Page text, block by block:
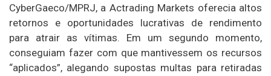
CyberGaeco/MPRJ, a Actrading Markets oferecia altos
retornos e oportunidades lucrativas de rendimento
para atrair as vítimas. Em um segundo momento,
conseguiam fazer com que mantivessem os recursos
“aplicados”, alegando supostas multas para retiradas